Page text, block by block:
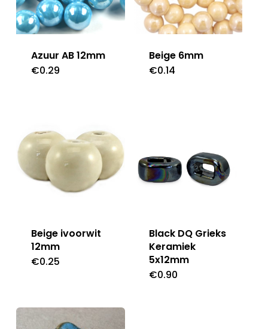
Azuur AB 12mm
€0.29
Beige 6mm
€0.14
Beige ivoorwit
12mm
€0.25
Black DQ Grieks
Keramiek
5x12mm
€0.90